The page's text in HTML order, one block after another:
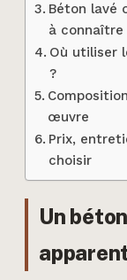
Béton lavé
à connaître
Où utiliser
?
œuvre
Prix,
choisir
Un